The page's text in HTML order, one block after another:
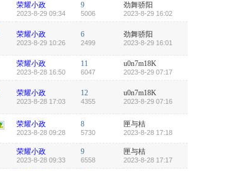
荣耀小政
2023-8-29 09:34
9
5006
劲舞骄阳
2023-8-29 16:02
荣耀小政
2023-8-29 10:26
6
2499
劲舞骄阳
2023-8-29 16:01
荣耀小政
2023-8-28 16:50
11
6047
u0n7m18K
2023-8-29 07:17
荣耀小政
2023-8-28 17:03
12
4355
u0n7m18K
2023-8-29 07:16
荣耀小政
2023-8-28 09:28
8
5730
匣与桔
2023-8-28 17:18
荣耀小政
2023-8-28 09:33
9
6558
匣与桔
2023-8-28 17:17